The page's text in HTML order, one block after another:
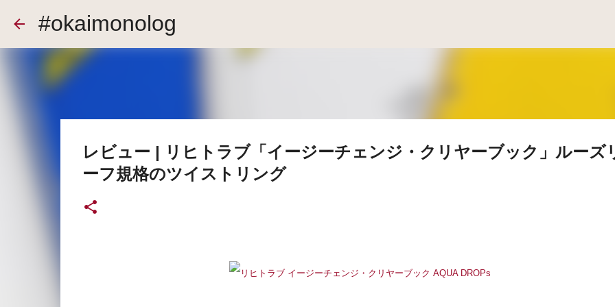
#okaimonolog
レビュー | リヒトラブ「イージーチェンジ・クリヤーブック」ルーズ
ーフ規格のツイストリング